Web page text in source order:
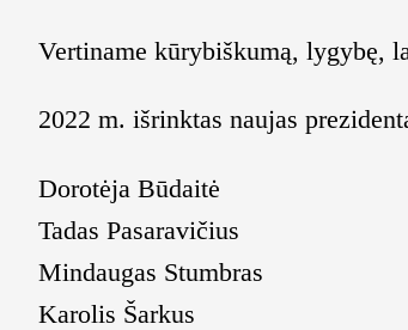
Vertiname kūrybiškumą, lygybę,
2022 m. išrinktas naujas
Dorotėja Būdaitė
Tadas Pasaravičius
Mindaugas Stumbras
Karolis Šarkus